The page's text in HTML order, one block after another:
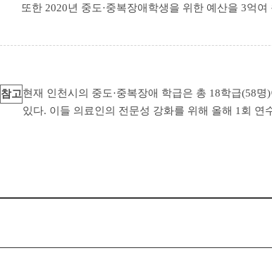
또한 2020년 중도·중복장애학생을 위한 예산을 3억
참고현재 인천시의 중도·중복장애 학급은 총 18학급(58
있다. 이들 의료인의 전문성 강화를 위해 올해 1회